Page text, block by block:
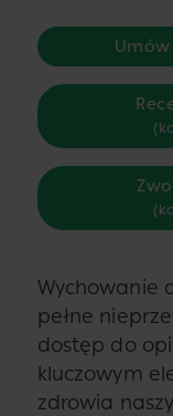
Wychowanie
pełne
dostęp do
kluczowym
zdrowia